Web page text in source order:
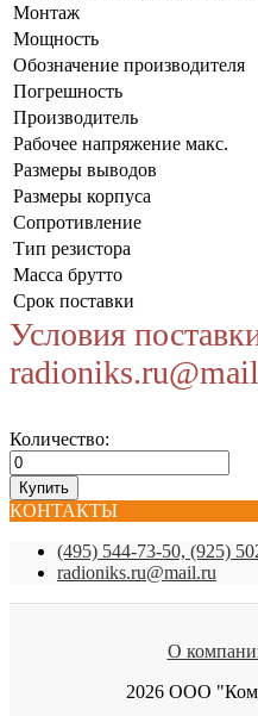
Монтаж
Мощность
Обозначение производителя
Погрешность
Производитель
Рабочее напряжение макс.
Размеры выводов
Размеры корпуса
Сопротивление
Тип резистора
Масса брутто
Срок поставки
Условия
Количество:
КОНТАКТЫ
(495) 544-73-50, (925)
radioniks.ru@mail.ru
О
2026 ООО